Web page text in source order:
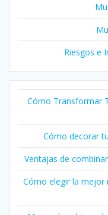
Riesgos e
Cómo Transformar
Cómo decorar
Ventajas de
Cómo elegir la mejor